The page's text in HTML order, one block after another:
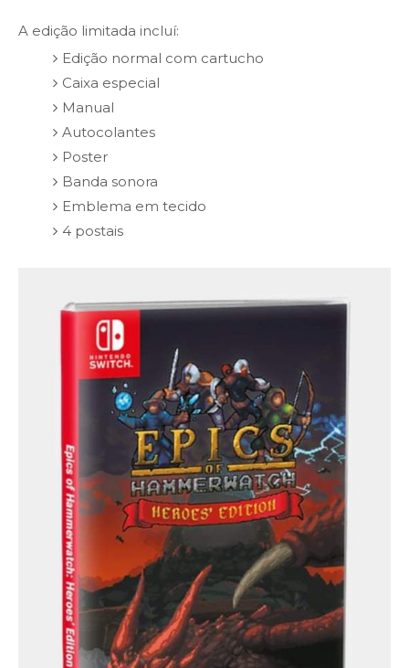
A edição limitada incluí:
Edição normal com cartucho
Caixa especial
Manual
Autocolantes
Poster
Banda sonora
Emblema em tecido
4 postais